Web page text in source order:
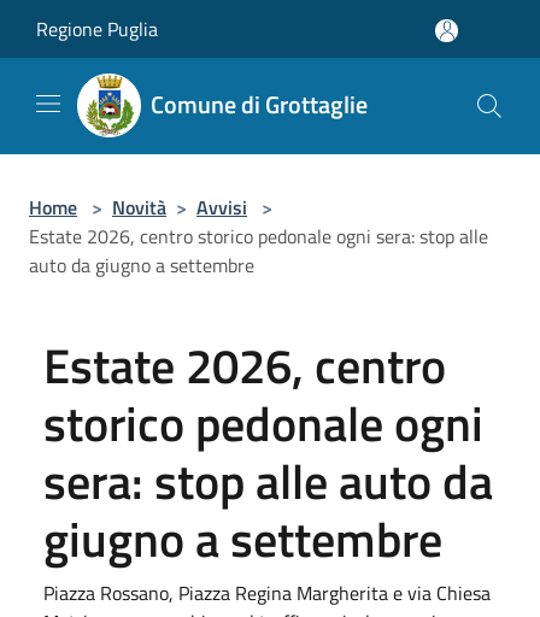
Regione Puglia
Comune di Grottaglie
Home > Novità > Avvisi >
Estate 2026, centro storico pedonale ogni sera: stop alle
auto da giugno a settembre
Estate 2026, centro
storico pedonale ogni
sera: stop alle auto da
giugno a settembre
Piazza Rossano, Piazza Regina Margherita e via Chiesa